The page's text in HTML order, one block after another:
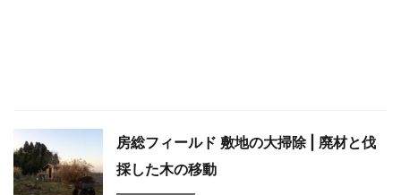
房総フィールド 敷地の大掃除 | 廃材と伐
採した木の移動